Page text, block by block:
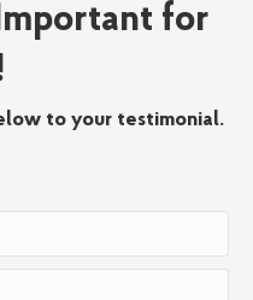
for
to your testimonial.